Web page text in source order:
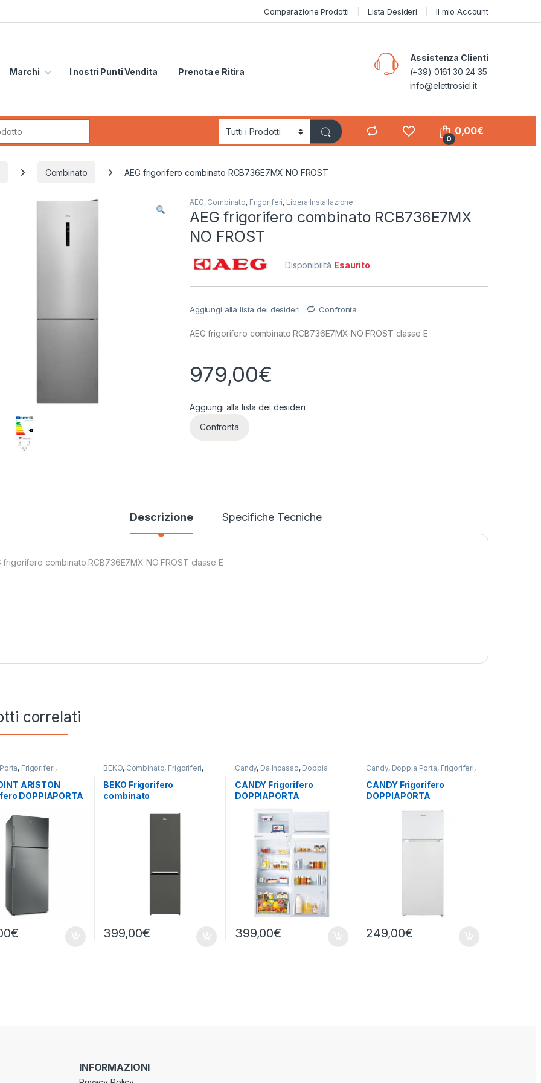
Comparazione Prodotti Lista Desideri Il mio Account
Marchi I nostri Punti Vendita Prenota e Ritira
Assistenza Clienti
(+39) 0161 30 24 35
info@elettrosiel.it
0
0,00€
Combinato AEG frigorifero combinato RCB736E7MX NO FROST
AEG, Combinato, Frigoriferi, Libera Installazione
AEG frigorifero combinato RCB736E7MX
NO FROST
Disponibilità Esaurito
Aggiungi alla lista dei desideri Confronta
AEG frigorifero combinato RCB736E7MX NO FROST classe E
979,00€
Aggiungi alla lista dei desideri
Confronta
Descrizione Specifiche Tecniche
frigorifero combinato RCB736E7MX NO FROST classe E
correlati
, Frigoriferi,
Ariston
,Libera
ARISTON
DOPPIAPORTA
€
BEKO, Combinato, Frigoriferi,
BEKO Frigorifero
combinato
399,00€
Candy, Da Incasso, Doppia
,
CANDY Frigorifero
DOPPIAPORTA
399,00€
Candy, Doppia Porta, Frigoriferi,
Libera Installazione
CANDY Frigorifero
DOPPIAPORTA
249,00€
INFORMAZIONI